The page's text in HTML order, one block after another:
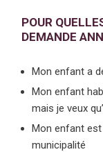
POUR
DEMANDE
Mon enfant a
Mon enfant
mais je veux
Mon enfant est
municipalité